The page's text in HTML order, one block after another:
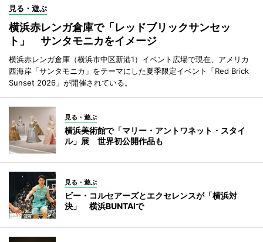
見る・遊ぶ
横浜赤レンガ倉庫で「レッドブリックサンセッ
ト」 サンタモニカをイメージ
横浜赤レンガ倉庫（横浜市中区新港1）イベント広場で現在、アメリカ
西海岸「サンタモニカ」をテーマにした夏季限定イベント「Red Brick
Sunset 2026」が開催されている。
見る・遊ぶ
横浜美術館で「マリー・アントワネット・スタイ
ル」展 世界初公開作品も
見る・遊ぶ
ビー・コルセアーズとエクセレンスが「横浜対
決」 横浜BUNTAIで